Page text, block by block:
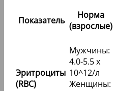
Показатель
Норма
(взрослые)
Эритроциты
(RBC)
Мужчины:
4.0-5.5 x
10^12/л
Женщины: